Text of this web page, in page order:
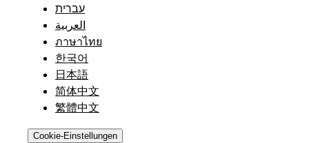
עברית
العربية
ภาษาไทย
한국어
日本語
简体中文
繁體中文
Cookie-Einstellungen